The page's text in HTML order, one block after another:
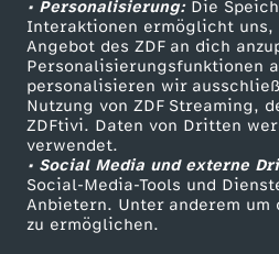
• Personalisierung:Die
Interaktionen ermöglicht uns,
Angebot des ZDF an dich
Personalisierungsfunktionen
personalisieren wir
Nutzung von ZDF Streaming,
ZDFtivi. Daten von Dritten
verwendet.
• Social Media und externe
Social-Media-Tools und
Anbietern. Unter anderem um
zu ermöglichen.
W
a
f
f
e
Sendungen A-Z
TV-Programm
ZDF Unternehmen
Karriere